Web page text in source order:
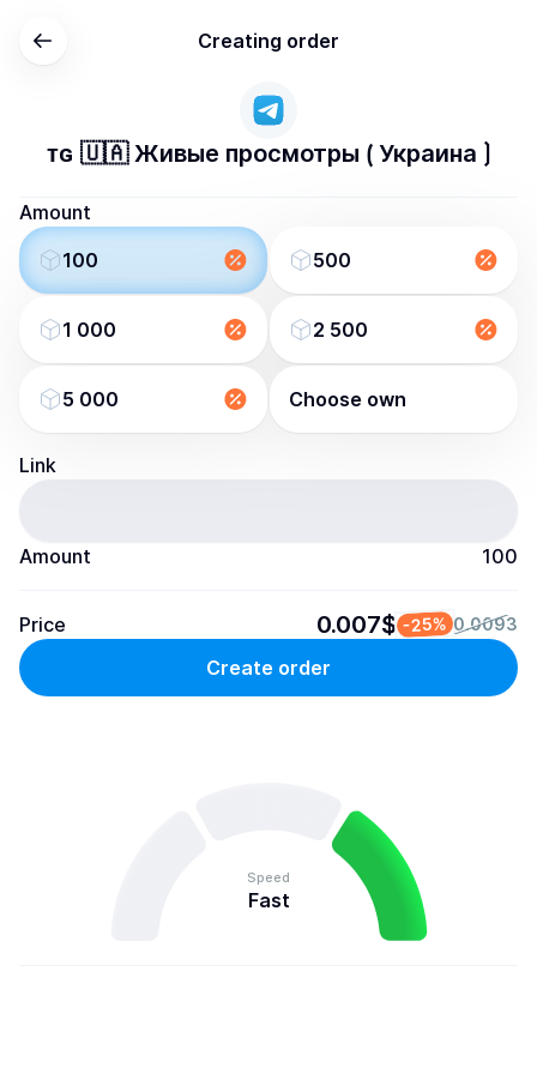
Creating order
ᴛɢ 🇺🇦 Живые просмотры ⟮ Украина ⟯
Amount
100
500
1 000 2 500
5 000 Choose own
Link
Amount 100
Price 0.007$ -25% 0.0093
Create order
Speed
Fast